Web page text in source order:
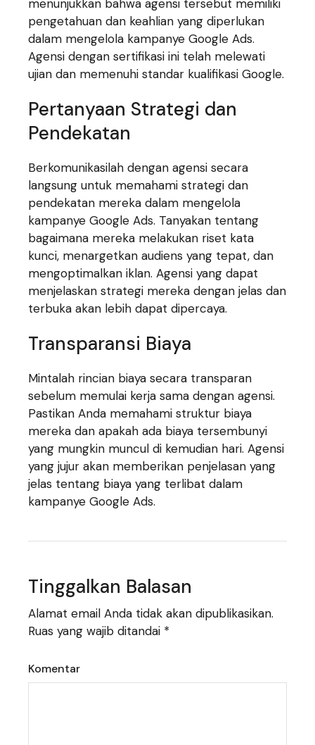
menunjukkan bahwa agensi tersebut memiliki
pengetahuan dan keahlian yang diperlukan
dalam mengelola kampanye Google Ads.
Agensi dengan sertifikasi ini telah melewati
ujian dan memenuhi standar kualifikasi Google.
Pertanyaan Strategi dan
Pendekatan
Berkomunikasilah dengan agensi secara
langsung untuk memahami strategi dan
pendekatan mereka dalam mengelola
kampanye Google Ads. Tanyakan tentang
bagaimana mereka melakukan riset kata
kunci, menargetkan audiens yang tepat, dan
mengoptimalkan iklan. Agensi yang dapat
menjelaskan strategi mereka dengan jelas dan
terbuka akan lebih dapat dipercaya.
Transparansi Biaya
Mintalah rincian biaya secara transparan
sebelum memulai kerja sama dengan agensi.
Pastikan Anda memahami struktur biaya
mereka dan apakah ada biaya tersembunyi
yang mungkin muncul di kemudian hari. Agensi
yang jujur ​​akan memberikan penjelasan yang
jelas tentang biaya yang terlibat dalam
kampanye Google Ads.
Tinggalkan Balasan
Alamat email Anda tidak akan dipublikasikan.
Ruas yang wajib ditandai *
Komentar